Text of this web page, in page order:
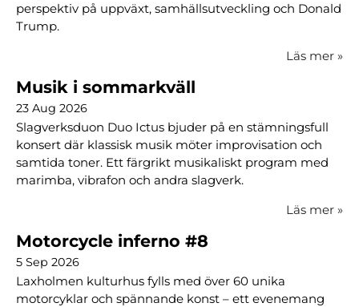
perspektiv på uppväxt, samhällsutveckling och Donald
Trump.
Läs mer »
Musik i sommarkväll
23 Aug 2026
Slagverksduon Duo Ictus bjuder på en stämningsfull
konsert där klassisk musik möter improvisation och
samtida toner. Ett färgrikt musikaliskt program med
marimba, vibrafon och andra slagverk.
Läs mer »
Motorcycle inferno #8
5 Sep 2026
Laxholmen kulturhus fylls med över 60 unika
motorcyklar och spännande konst – ett evenemang